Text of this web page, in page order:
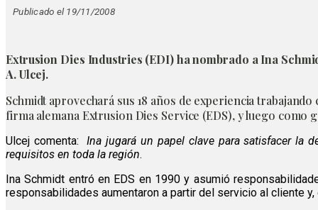
Publicado el 19/11/2008
Extrusion Dies Industries (EDI) ha nombrado a Ina
A. Ulcej.
Schmidt aprovechará sus 18 años de experiencia
firma alemana Extrusion Dies Service (EDS), y luego
Ulcej comenta:Ina jugará un papel clave para satisfacer la
requisitos en toda la región.
Ina Schmidt entró en EDS en 1990 y asumió
responsabilidades aumentaron a partir del servicio al cliente